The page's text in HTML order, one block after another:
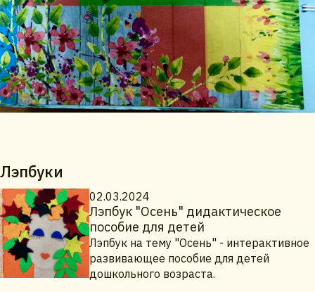
Лэпбуки
02.03.2024
Лэпбук "Осень" дидактическое
пособие для детей
Лэпбук на тему "Осень" - интерактивное
развивающее пособие для детей
дошкольного возраста.